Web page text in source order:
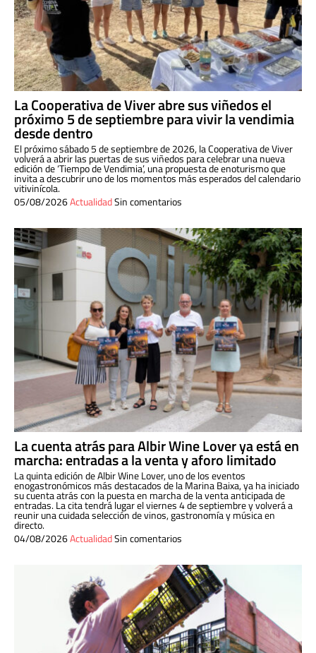
La Cooperativa de Viver abre sus viñedos el
próximo 5 de septiembre para vivir la vendimia
desde dentro
El próximo sábado 5 de septiembre de 2026, la Cooperativa de Viver
volverá a abrir las puertas de sus viñedos para celebrar una nueva
edición de ‘Tiempo de Vendimia’, una propuesta de enoturismo que
invita a descubrir uno de los momentos más esperados del calendario
vitivinícola.
05/08/2026ActualidadSin comentarios
La cuenta atrás para Albir Wine Lover ya está en
marcha: entradas a la venta y aforo limitado
La quinta edición de Albir Wine Lover, uno de los eventos
enogastronómicos más destacados de la Marina Baixa, ya ha iniciado
su cuenta atrás con la puesta en marcha de la venta anticipada de
entradas. La cita tendrá lugar el viernes 4 de septiembre y volverá a
reunir una cuidada selección de vinos, gastronomía y música en
directo.
04/08/2026ActualidadSin comentarios